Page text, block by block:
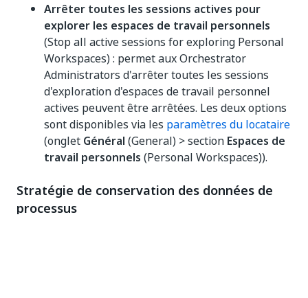
Arrêter toutes les sessions actives pour
explorer les espaces de travail personnels
(Stop all active sessions for exploring Personal
Workspaces) : permet aux Orchestrator
Administrators d'arrêter toutes les sessions
d'exploration d'espaces de travail personnel
actives peuvent être arrêtées. Les deux options
sont disponibles via les paramètres du locataire
(onglet Général (General) > section Espaces de
travail personnels (Personal Workspaces)).
Stratégie de conservation des données de
processus